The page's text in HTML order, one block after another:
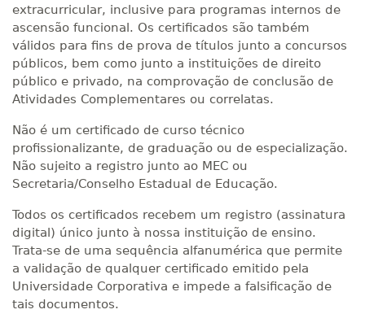
extracurricular, inclusive para programas internos de
ascensão funcional. Os certificados são também
válidos para fins de prova de títulos junto a concursos
públicos, bem como junto a instituições de direito
público e privado, na comprovação de conclusão de
Atividades Complementares ou correlatas.
Não é um certificado de curso técnico
profissionalizante, de graduação ou de especialização.
Não sujeito a registro junto ao MEC ou
Secretaria/Conselho Estadual de Educação.
Todos os certificados recebem um registro (assinatura
digital) único junto à nossa instituição de ensino.
Trata-se de uma sequência alfanumérica que permite
a validação de qualquer certificado emitido pela
Universidade Corporativa e impede a falsificação de
tais documentos.